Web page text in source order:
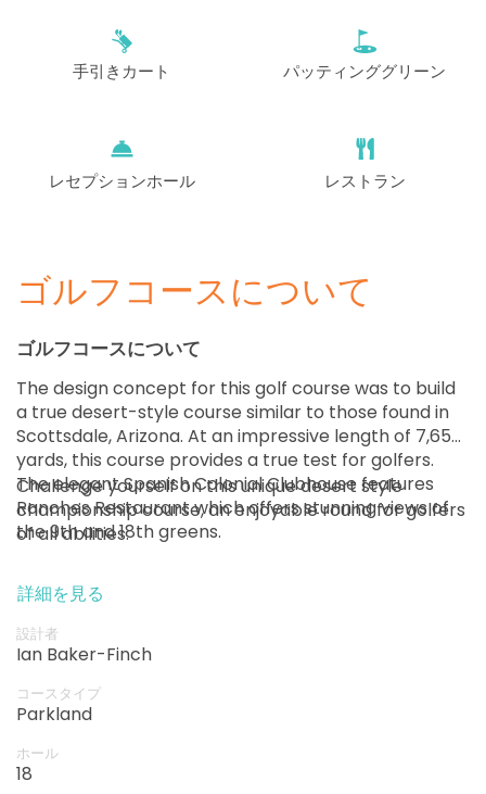
手引きカート パッティンググリーン
レセプションホール レストラン
ゴルフコースについて
ゴルフコースについて
The design concept for this golf course was to build
a true desert-style course similar to those found in
Scottsdale, Arizona. At an impressive length of 7,658
yards, this course provides a true test for golfers.
The elegant Spanish Colonial Clubhouse features
Ranches Restaurant which offers stunning views of
the 9th and 18th greens.
Challenge yourself on this unique desert style
championship course, an enjoyable round for golfers
of all abilities.
詳細を見る
設計者
Ian Baker-Finch
コースタイプ
Parkland
ホール
18